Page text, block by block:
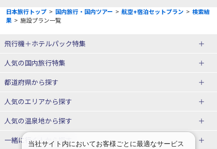
日本旅行トップ > 国内旅行・国内ツアー > 航空+宿泊セットプラン > 検索結
果 > 施設プラン一覧
飛行機＋ホテルパック特集
赤い風船ダイナミックパッケージ
ＪＡＬで行く飛行機+ホテルパック
人気の国内旅行特集
東京ディズニーリゾート®への旅
ユニバーサル・スタジオ・ジャパ
都道府県から探す
北海道旅行・ツアー
東北
人気のエリアから探す
函館旅行 札幌旅行
人気の温泉地から探す
北海道
一緒に行く人から探す
当社サイト内においてお客様ごとに最適なサービス